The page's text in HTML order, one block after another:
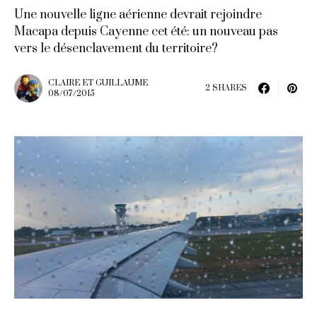
Une nouvelle ligne aérienne devrait rejoindre
Macapa depuis Cayenne cet été: un nouveau pas
vers le désenclavement du territoire?
CLAIRE ET GUILLAUME
08/07/2015
2 SHARES